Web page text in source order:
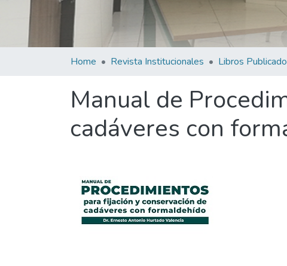
Home Revista Institucionales Libros
Manual de
cadáveres con